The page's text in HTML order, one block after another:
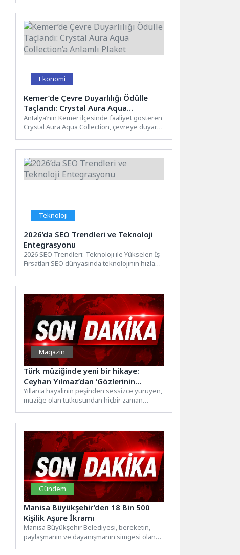
Ekonomi
Kemer’de Çevre Duyarlılığı Ödülle
Taçlandı: Crystal Aura Aqua
Collection’a Anlamlı Plaket
Antalya’nın Kemer ilçesinde faaliyet gösteren
Crystal Aura Aqua Collection, çevreye duyarlı
Teknoloji
2026’da SEO Trendleri ve Teknoloji
Entegrasyonu
2026 SEO Trendleri: Teknoloji ile Yükselen İş
Fırsatları SEO dünyasında teknolojinin hızla
Magazin
Türk müziğinde yeni bir hikaye:
Ceyhan Yılmaz’dan ‘Gözlerinin
Derininde’
Yıllarca hayalinin peşinden sessizce yürüyen,
müziğe olan tutkusundan hiçbir zaman
Gündem
Manisa Büyükşehir’den 18 Bin 500
Kişilik Aşure İkramı
Manisa Büyükşehir Belediyesi, bereketin,
paylaşmanın ve dayanışmanın simgesi olan